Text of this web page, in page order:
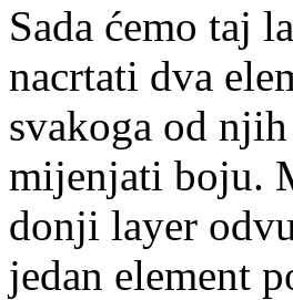
Sada ćemo taj
nacrtati dva
svakoga od
mijenjati boju.
donji layer
jedan element